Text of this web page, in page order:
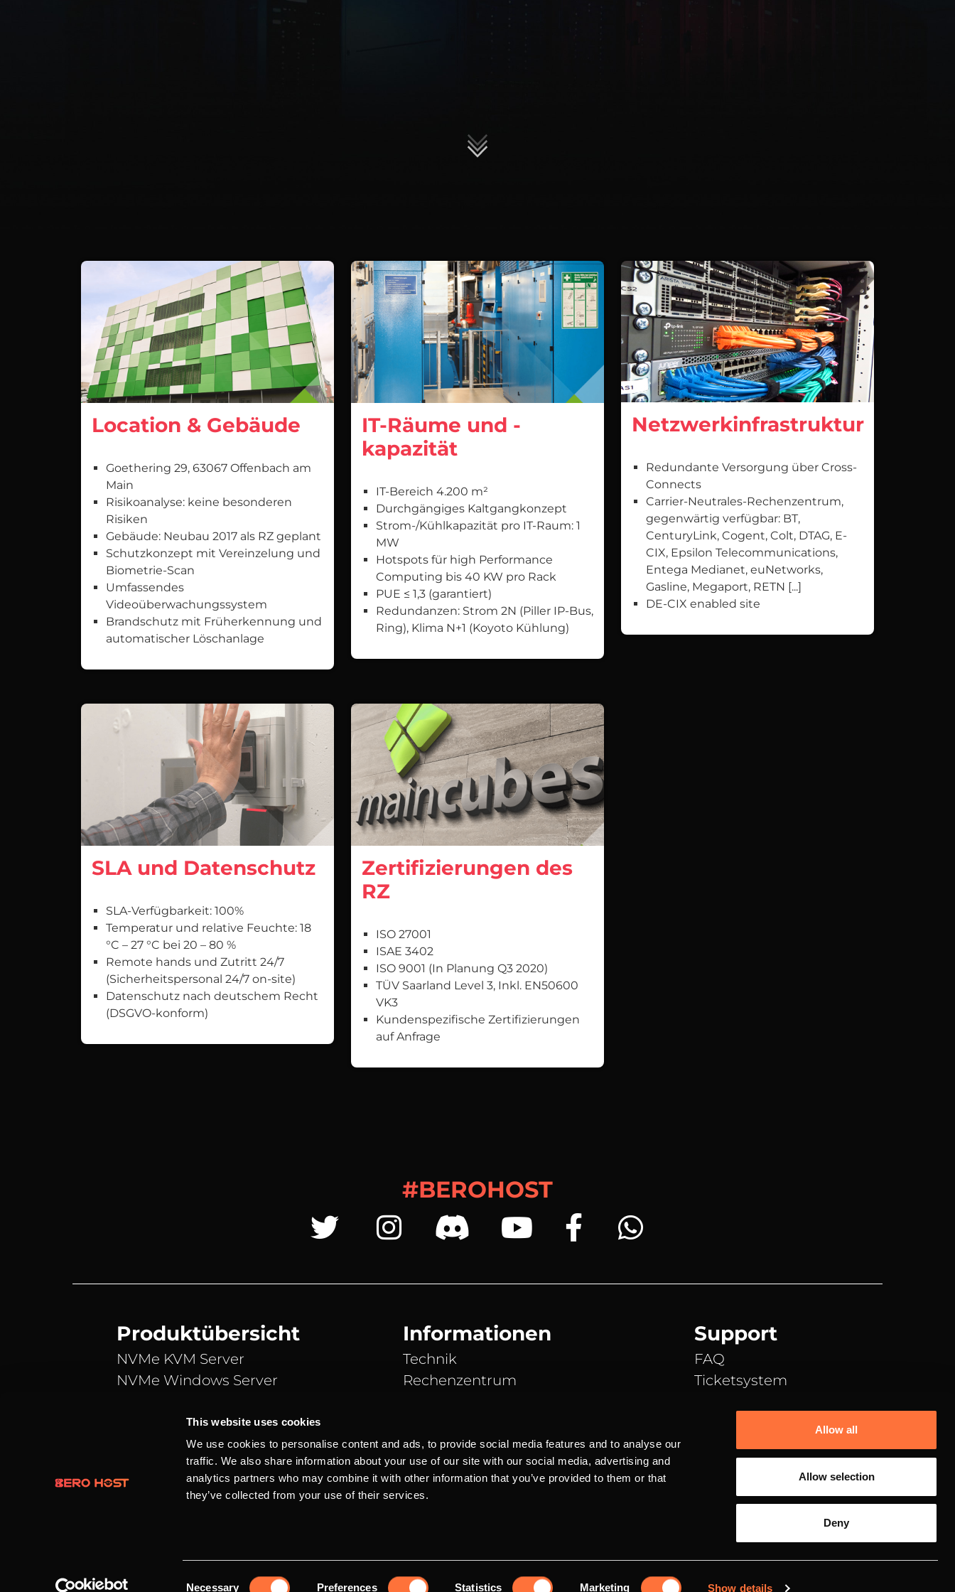
This website uses cookies
We use cookies to personalise content and ads, to provide social media features and to analyse our
traffic. We also share information about your use of our site with our social media, advertising and
analytics partners who may combine it with other information that you’ve provided to them or that
they’ve collected from your use of their services.
Necessary Preferences Statistics Marketing Show details
Allow all
Allow selection
Deny
Location & Gebäude
Goethering 29, 63067 Offenbach am
Main
Risikoanalyse: keine besonderen
Risiken
Gebäude: Neubau 2017 als RZ geplant
Schutzkonzept mit Vereinzelung und
Biometrie-Scan
Umfassendes
Videoüberwachungssystem
Brandschutz mit Früherkennung und
automatischer Löschanlage
IT-Räume und -
kapazität
IT-Bereich 4.200 m²
Durchgängiges Kaltgangkonzept
Strom-/Kühlkapazität pro IT-Raum: 1
MW
Hotspots für high Performance
Computing bis 40 KW pro Rack
PUE ≤ 1,3 (garantiert)
Redundanzen: Strom 2N (Piller IP-Bus,
Ring), Klima N+1 (Koyoto Kühlung)
Netzwerkinfrastruktur
Redundante Versorgung über Cross-
Connects
Carrier-Neutrales-Rechenzentrum,
gegenwärtig verfügbar: BT,
CenturyLink, Cogent, Colt, DTAG, E-
CIX, Epsilon Telecommunications,
Entega Medianet, euNetworks,
Gasline, Megaport, RETN [...]
DE-CIX enabled site
SLA und Datenschutz
SLA-Verfügbarkeit: 100%
Temperatur und relative Feuchte: 18
°C – 27 °C bei 20 – 80 %
Remote hands und Zutritt 24/7
(Sicherheitspersonal 24/7 on-site)
Datenschutz nach deutschem Recht
(DSGVO-konform)
Zertifizierungen des
RZ
ISO 27001
ISAE 3402
ISO 9001 (In Planung Q3 2020)
TÜV Saarland Level 3, Inkl. EN50600
VK3
Kundenspezifische Zertifizierungen
auf Anfrage
#BEROHOST
Produktübersicht
NVMe KVM Server
NVMe Windows Server
Teamspeak 3 Server
Webspace
Informationen
Technik
Rechenzentrum
News Blog
Server Status
Support
FAQ
Ticketsystem
E-Mail Support
Datenschutz Impressum